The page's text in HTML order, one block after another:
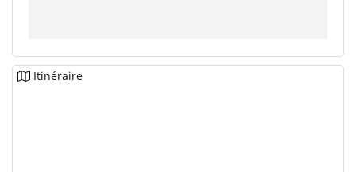
Itinéraire